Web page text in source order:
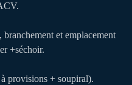
et emplacement
+séchoir.
provisions + soupiral).